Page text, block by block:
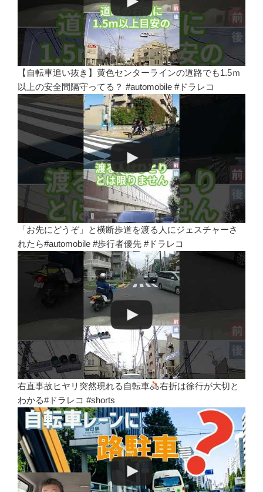
【自転車追い抜き】黄色センターラインの道路でも1.5ｍ
以上の安全間隔守ってる？ #automobile #ドラレコ
「お先にどうぞ」と横断歩道を渡る人にジェスチャーさ
れたら#automobile #歩行者優先 #ドラレコ
右直事故ヒヤリ突然現れる自転車
右折は徐行が大切と
わかる#ドラレコ #shorts